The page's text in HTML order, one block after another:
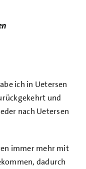
ich in Uetersen
und
nach Uetersen
immer mehr mit
dadurch